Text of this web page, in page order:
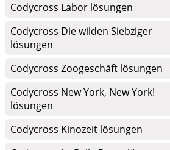
Codycross Labor lösungen
Codycross Die wilden Siebziger
lösungen
Codycross Zoogeschäft lösungen
Codycross New York, New York!
lösungen
Codycross Kinozeit lösungen